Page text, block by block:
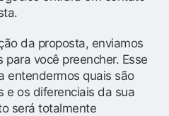
da proposta, enviamos
você preencher. Esse
entendermos quais são
e os diferenciais da sua
será totalmente